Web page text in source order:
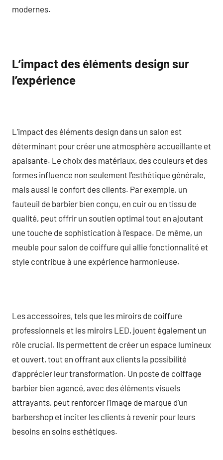
modernes.
L’impact des éléments design sur
l’expérience
L’impact des éléments design dans un salon est
déterminant pour créer une atmosphère accueillante et
apaisante. Le choix des matériaux, des couleurs et des
formes influence non seulement l’esthétique générale,
mais aussi le confort des clients. Par exemple, un
fauteuil de barbier bien conçu, en cuir ou en tissu de
qualité, peut offrir un soutien optimal tout en ajoutant
une touche de sophistication à l’espace. De même, un
meuble pour salon de coiffure qui allie fonctionnalité et
style contribue à une expérience harmonieuse.
Les accessoires, tels que les miroirs de coiffure
professionnels et les miroirs LED, jouent également un
rôle crucial. Ils permettent de créer un espace lumineux
et ouvert, tout en offrant aux clients la possibilité
d’apprécier leur transformation. Un poste de coiffage
barbier bien agencé, avec des éléments visuels
attrayants, peut renforcer l’image de marque d’un
barbershop et inciter les clients à revenir pour leurs
besoins en soins esthétiques.